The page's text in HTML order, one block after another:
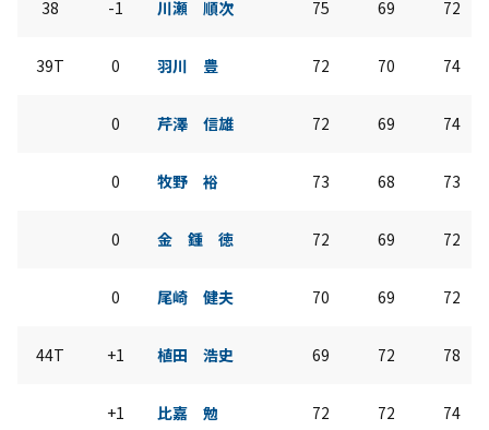
38 -1 川瀬 順次 75 69 72
39T 0 羽川 豊 72 70 74
0 芹澤 信雄 72 69 74
0 牧野 裕 73 68 73
0 金 鍾 徳 72 69 72
0 尾崎 健夫 70 69 72
44T +1 植田 浩史 69 72 78
+1 比嘉 勉 72 72 74